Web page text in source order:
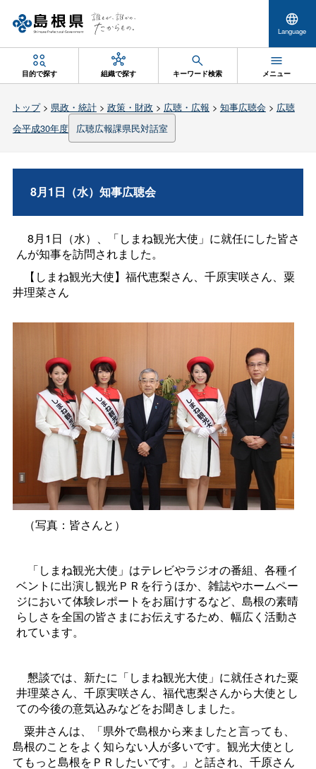
Language
目的で探す 組織で探す キーワード検索 メニュー
トップ> 県政・統計> 政策・財政 > 広聴・広報 > 知事広聴会 > 広聴
会平成30年度
広聴広報課県民対話室
8月1日（水）知事広聴会
8月1日（水）、「しまね観光大使」に就任にした皆さ
んが知事を訪問されました。
【しまね観光大使】福代恵梨さん、千原実咲さん、粟
井理菜さん
（写真：皆さんと）
「しまね観光大使」はテレビやラジオの番組、各種イ
ベントに出演し観光ＰＲを行うほか、雑誌やホームペー
ジにおいて体験レポートをお届けするなど、島根の素晴
らしさを全国の皆さまにお伝えするため、幅広く活動さ
れています。
懇談では、新たに「しまね観光大使」に就任された粟
井理菜さん、千原実咲さん、福代恵梨さんから大使とし
ての今後の意気込みなどをお聞きしました。
粟井さんは、「県外で島根から来ましたと言っても、
島根のことをよく知らない人が多いです。観光大使とし
てもっと島根をＰＲしたいです。」と話され、千原さん